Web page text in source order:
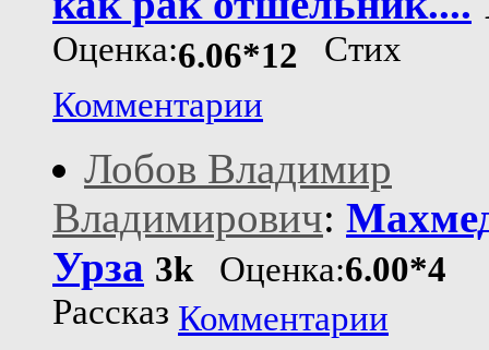
Оценка:6.06*12 Стих
Комментарии
Лобов Владимир
Владимирович:
Урза 3kОценка:6.00*4
Рассказ Комментарии